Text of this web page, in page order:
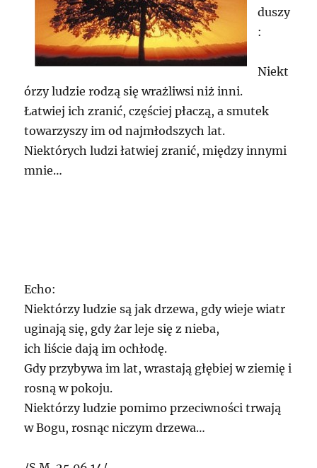
duszy
:
Niekt
órzy ludzie rodzą się wrażliwsi niż inni.
Łatwiej ich zranić, częściej płaczą, a smutek
towarzyszy im od najmłodszych lat.
Niektórych ludzi łatwiej zranić, między innymi
mnie…
Echo:
Niektórzy ludzie są jak drzewa, gdy wieje wiatr
uginają się, gdy żar leje się z nieba,
ich liście dają im ochłodę.
Gdy przybywa im lat, wrastają głębiej w ziemię i
rosną w pokoju.
Niektórzy ludzie pomimo przeciwności trwają
w Bogu, rosnąc niczym drzewa…